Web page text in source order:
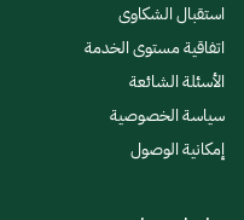
استقبال الشكاوى
اتفاقية مستوى الخدمة
الأسئلة الشائعة
سياسة الخصوصية
إمكانية الوصول